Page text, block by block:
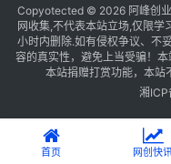
Copyotected © 2026 阿峰创
网收集,不代表本站立场,仅限
小时内删除.如有侵权争议、不
容的真实性，避免上当受骗！
本站捐赠打赏功能，本站
湘
首页 网创快